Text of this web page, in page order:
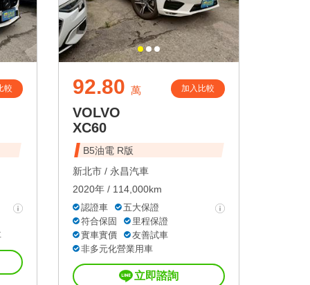
較 92.80 萬 加入比較
VOLVO
XC60
B5油電 R版
新北市 / 永昌汽車
2020年 / 114,000km
認證車
五大保證
符合保固
里程保證
實車實價
友善試車
非多元化營業用車
立即諮詢